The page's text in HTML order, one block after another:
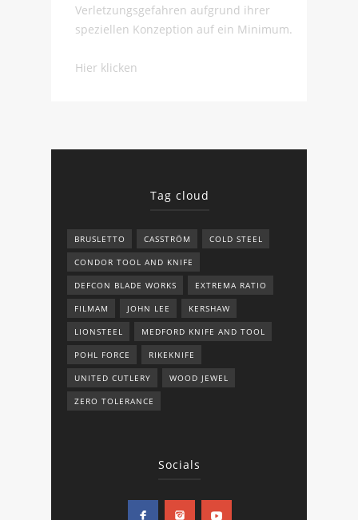
Verletzungsgefahren aufgrund ihrer
speziellen Konzeption auf ein Minimum.
Hier klicken
Tag cloud
BRUSLETTO CASSTRÖM COLD STEEL
CONDOR TOOL AND KNIFE
DEFCON BLADE WORKS EXTREMA RATIO
FILMAM JOHN LEE KERSHAW
LIONSTEEL MEDFORD KNIFE AND TOOL
POHL FORCE RIKEKNIFE
UNITED CUTLERY WOOD JEWEL
ZERO TOLERANCE
Socials